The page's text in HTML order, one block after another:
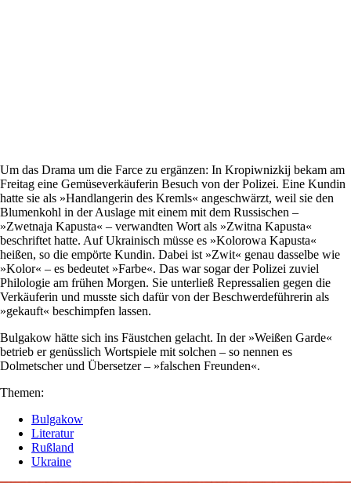
Um das Drama um die Farce zu ergänzen: In Kropiwnizkij bekam am
Freitag eine Gemüseverkäuferin Besuch von der Polizei. Eine Kundin
hatte sie als »Handlangerin des Kremls« angeschwärzt, weil sie den
Blumenkohl in der Auslage mit einem mit dem Russischen –
»Zwetnaja Kapusta« – verwandten Wort als »Zwitna Kapusta«
beschriftet hatte. Auf Ukrainisch müsse es »Kolorowa Kapusta«
heißen, so die empörte Kundin. Dabei ist »Zwit« genau dasselbe wie
»Kolor« – es bedeutet »Farbe«. Das war sogar der Polizei zuviel
Philologie am frühen Morgen. Sie unterließ Repressalien gegen die
Verkäuferin und musste sich dafür von der Beschwerdeführerin als
»gekauft« beschimpfen lassen.
Bulgakow hätte sich ins Fäustchen gelacht. In der »Weißen Garde«
betrieb er genüsslich Wortspiele mit solchen – so nennen es
Dolmetscher und Übersetzer – »falschen Freunden«.
Themen:
Bulgakow
Literatur
Rußland
Ukraine